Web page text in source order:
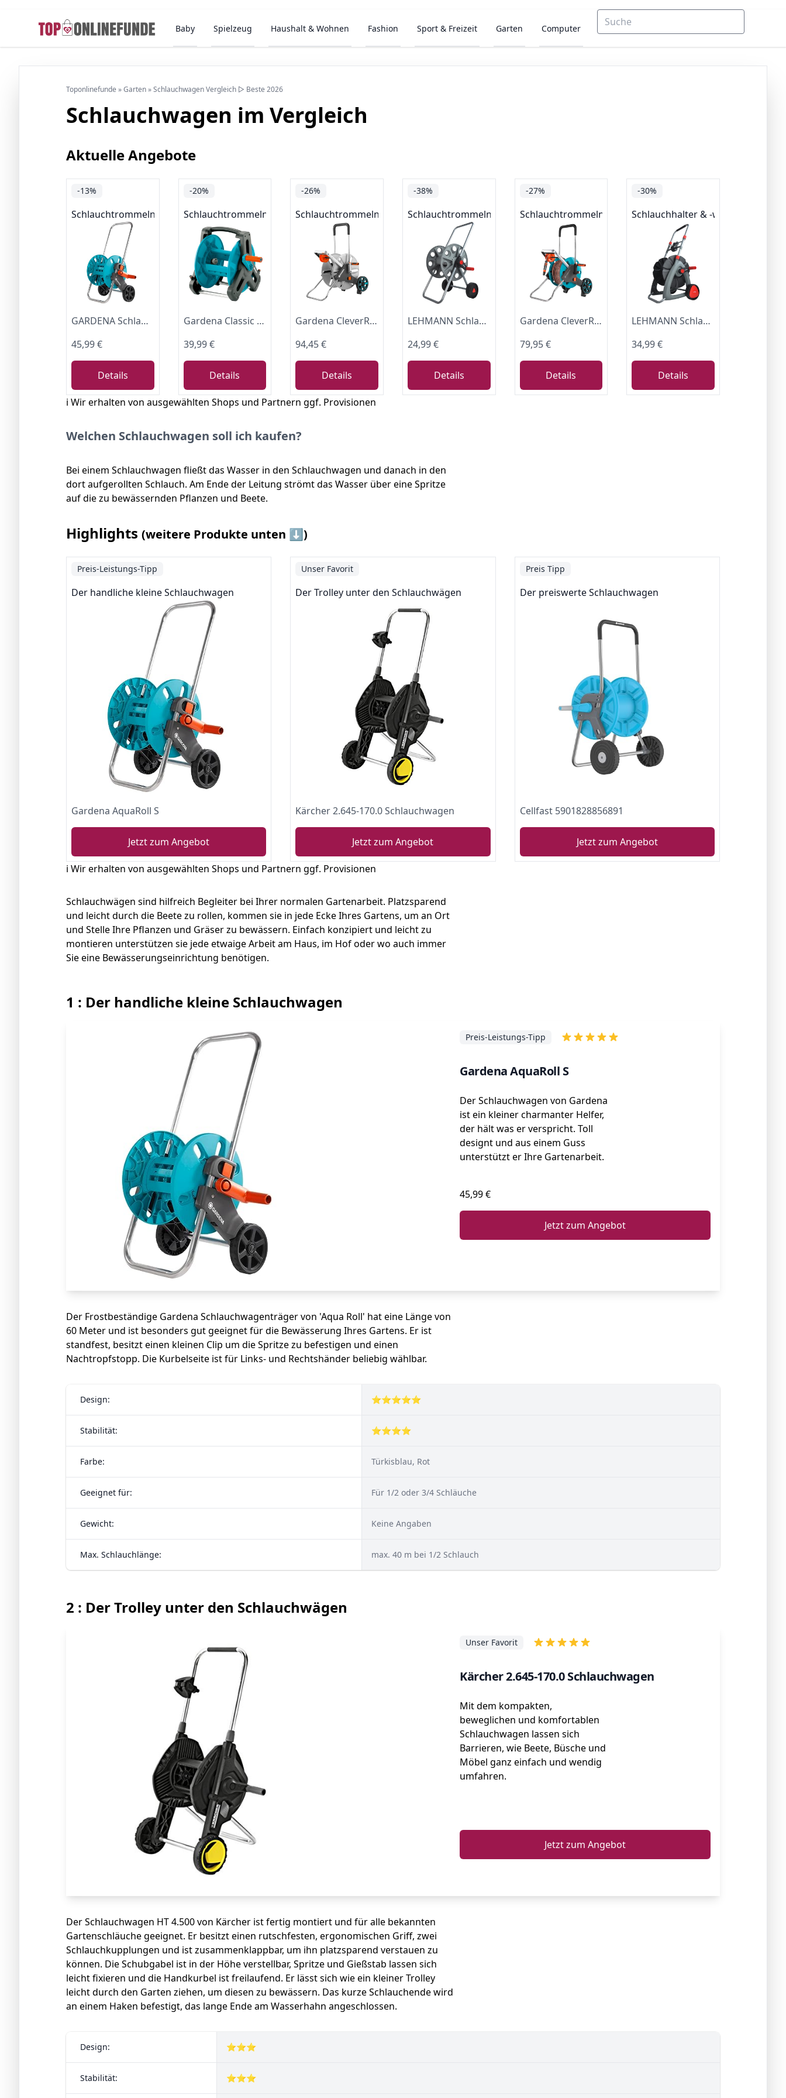
Baby Spielzeug Haushalt & Wohnen Fashion Sport & Freizeit Garten Computer
Toponlinefunde »Garten»Schlauchwagen Vergleich ▷ Beste 2026
Schlauchwagen im Vergleich
Aktuelle Angebote
-13%
Schlauchtrommeln
GARDENA Schlauchwagen CleverRoll S, Schlauchtrommel, platzsparende Aufbewahrung (18500-20)
45,99 €
Details
-20%
Schlauchtrommeln
Gardena Classic Schlauchtrommel 50: Wasserschlauchtrommel für Gartenschlauch max. 50 m (13 mm Schlauch), kompakte Bauweise, mit Nachtropfstopp, Schlauchanschluss abgewinkelt (8007-20)
39,99 €
Details
-26%
Schlauchtrommeln
Gardena CleverRoll L Easy Metall: Großer Schlauchwagen bis zu 100 m Kapazität, besonders standfest, Schlauchführung in robustem Metallrahmen (18550-20)
94,45 €
Details
-38%
Schlauchtrommeln
LEHMANN Schlauchwagen für bis zu 45 m 1/2" oder 3/4" Gartenschlauch, fahrbare Schlauchtrommel mit Rädern, robuster Metallrahmen, platzsparend, Gartenschlauchwagen ohne Schlauch
24,99 €
Details
-27%
Schlauchtrommeln
Gardena CleverRoll M Easy Set: Schlauchwagen mit bis zu 60 m Kapazität, besonders standfest, mit komfortabler Schlauchführung in robustem Metallrahmen, Nachtropfstopp (18517-20)
79,95 €
Details
-30%
Schlauchhalter & -wagen
LEHMANN Schlauchwagen mit Verstellbarer Höhe 61-81 cm, für bis zu 45 Meter 1/2“ Gartenschlauch, integriertem Anschluss und Kurbel zum Aufwickeln, Gartenschlauchwagen auf Rädern
34,99 €
Details
ℹ️ Wir erhalten von ausgewählten Shops und Partnern ggf. Provisionen
Welchen Schlauchwagen soll ich kaufen?
Bei einem Schlauchwagen fließt das Wasser in den Schlauchwagen und danach in den
dort aufgerollten Schlauch. Am Ende der Leitung strömt das Wasser über eine Spritze
auf die zu bewässernden Pflanzen und Beete.
Highlights (weitere Produkte unten ⬇️)
Preis-Leistungs-Tipp
Der handliche kleine Schlauchwagen
Gardena AquaRoll S
Jetzt zum Angebot
Unser Favorit
Der Trolley unter den Schlauchwägen
Kärcher 2.645-170.0 Schlauchwagen
Jetzt zum Angebot
Preis Tipp
Der preiswerte Schlauchwagen
Cellfast 5901828856891
Jetzt zum Angebot
ℹ️ Wir erhalten von ausgewählten Shops und Partnern ggf. Provisionen
Schlauchwägen sind hilfreich Begleiter bei Ihrer normalen Gartenarbeit. Platzsparend
und leicht durch die Beete zu rollen, kommen sie in jede Ecke Ihres Gartens, um an Ort
und Stelle Ihre Pflanzen und Gräser zu bewässern. Einfach konzipiert und leicht zu
montieren unterstützen sie jede etwaige Arbeit am Haus, im Hof oder wo auch immer
Sie eine Bewässerungseinrichtung benötigen.
1 : Der handliche kleine Schlauchwagen
Gardena AquaRoll S
Preis-Leistungs-Tipp
Der Schlauchwagen von Gardena
ist ein kleiner charmanter Helfer,
der hält was er verspricht. Toll
designt und aus einem Guss
unterstützt er Ihre Gartenarbeit.
45,99 €
Jetzt zum Angebot
Der Frostbeständige Gardena Schlauchwagenträger von 'Aqua Roll' hat eine Länge von
60 Meter und ist besonders gut geeignet für die Bewässerung Ihres Gartens. Er ist
standfest, besitzt einen kleinen Clip um die Spritze zu befestigen und einen
Nachtropfstopp. Die Kurbelseite ist für Links- und Rechtshänder beliebig wählbar.
Design: ⭐⭐⭐⭐⭐
Stabilität: ⭐⭐⭐⭐
Farbe: Türkisblau, Rot
Geeignet für: Für 1/2 oder 3/4 Schläuche
Gewicht: Keine Angaben
Max. Schlauchlänge: max. 40 m bei 1/2 Schlauch
2 : Der Trolley unter den Schlauchwägen
Kärcher 2.645-170.0 Schlauchwagen
Unser Favorit
Mit dem kompakten,
beweglichen und komfortablen
Schlauchwagen lassen sich
Barrieren, wie Beete, Büsche und
Möbel ganz einfach und wendig
umfahren.
Jetzt zum Angebot
Der Schlauchwagen HT 4.500 von Kärcher ist fertig montiert und für alle bekannten
Gartenschläuche geeignet. Er besitzt einen rutschfesten, ergonomischen Griff, zwei
Schlauchkupplungen und ist zusammenklappbar, um ihn platzsparend verstauen zu
können. Die Schubgabel ist in der Höhe verstellbar, Spritze und Gießstab lassen sich
leicht fixieren und die Handkurbel ist freilaufend. Er lässt sich wie ein kleiner Trolley
leicht durch den Garten ziehen, um diesen zu bewässern. Das kurze Schlauchende wird
an einem Haken befestigt, das lange Ende am Wasserhahn angeschlossen.
Design: ⭐⭐⭐
Stabilität: ⭐⭐⭐